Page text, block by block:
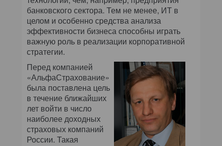
банковского сектора. Тем не менее, ИТ в
целом и особенно средства анализа
эффективности бизнеса способны играть
важную роль в реализации корпоративной
стратегии.
Перед компанией
«АльфаСтрахование»
была поставлена цель
в течение ближайших
лет войти в число
наиболее доходных
страховых компаний
России. Такая